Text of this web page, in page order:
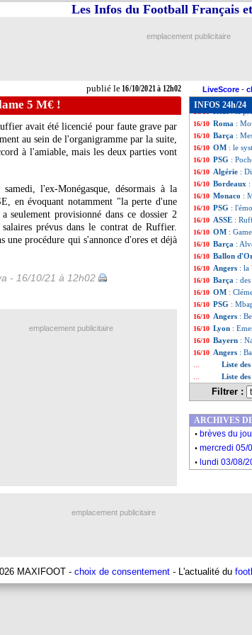
publié le16/10/2021 à 12h02
Les Infos du Football Français
emplacement publicitaire
LiveScore -
5 M€ !
avait été licencié pour faute grave par
au sein de l'organigramme par la suite,
à l'amiable, mais les deux parties vont
l'ex-Monégasque, désormais à la
en évoquant notamment "la perte d'une
seulement provisionné dans ce dossier 2
prévus dans le contrat de Ruffier.
une procédure qui s'annonce d'ores et déjà
- 16/10/21 à 12h02
INFOS 24h/24
16/10 Chelsea:
16/10 L2:
16/10 VIDEO
16/10 Barça:
16/10 Ang.:
: la
16/10 Roma :
16/10 Barça :
16/10 OM : le
16/10 PSG :
16/10 Algérie :
16/10 Bordeaux
16/10 Monaco :
16/10 PSG :
16/10 ASSE :
16/10 OM :
16/10 Barça :
16/10 Ballon
16/10 Angers : la
16/10 Barça :
16/10 OM :
16/10 PSG :
16/10 Angers :
16/10 Lyon :
16/10 Bayern :
16/10 Angers :
Liste
Liste
Filtrer :
emplacement publicitaire
ARCHIVES
. brèves du
. mercredi 05/
. lundi 03/08/
emplacement publicitaire
MAXIFOOT - choix de consentement - L'actualité du